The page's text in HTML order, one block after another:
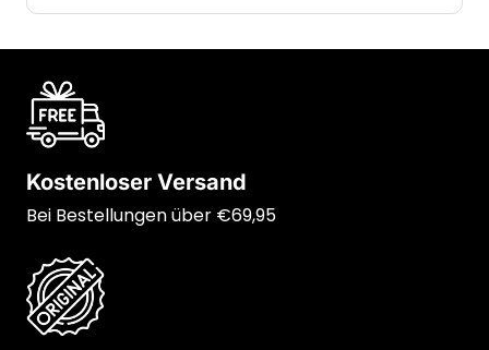
Kostenloser Versand
Bei Bestellungen über €69,95